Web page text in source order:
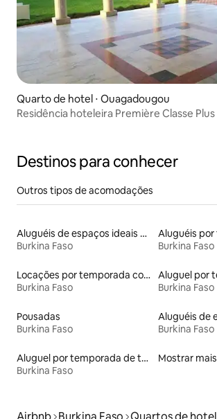
Quarto de hotel ⋅ Ouagadougou
Residência hoteleira Première Classe Plus
Destinos para conhecer
Outros tipos de acomodações
Aluguéis de espaços ideais para famílias
Burkina Faso
Burkina Faso
Locações por temporada com piscina
Burkina Faso
Burkina Faso
Pousadas
Burkina Faso
Burkina Faso
Aluguel por temporada de townhouses
Burkina Faso
Mostrar mais